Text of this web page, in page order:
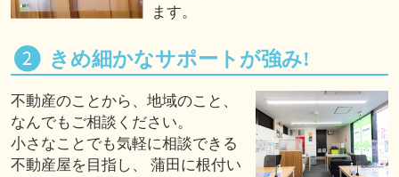
ます。
きめ細かなサポートが強み!
不動産のことから、地域のこと、
なんでもご相談ください。
小さなことでも気軽に相談できる
不動産屋を目指し、 蒲田に根付い